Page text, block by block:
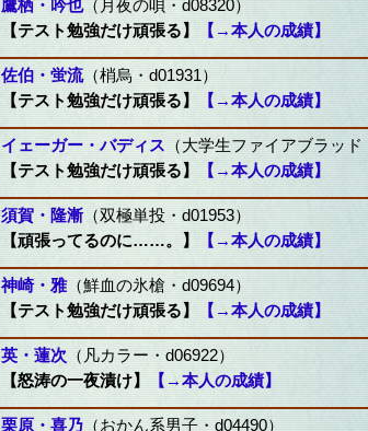
鷹栖・吟也（月夜の唄・d08320）
【テスト勉強だけ頑張る】 【→本人の成績】
佐伯・蛍流（梢烏・d01931）
【テスト勉強だけ頑張る】
【→本人の成績】
イェーガー・バディス （大学生ファイアブラッ
【テスト勉強だけ頑張る】
【→本人の成績】
須賀・隆漸（双極単投・d01953）
【頑張ってるのに……。】 【→本人の成績】
神崎・雅（鮮血の氷槍・d09694）
【テスト勉強だけ頑張る】
【→本人の成績】
英・蓮次 （凡カラー・d06922）
【怒涛の一夜漬け】
【→本人の成績】
栗原・喜乃 （おかん系男子・d04490）